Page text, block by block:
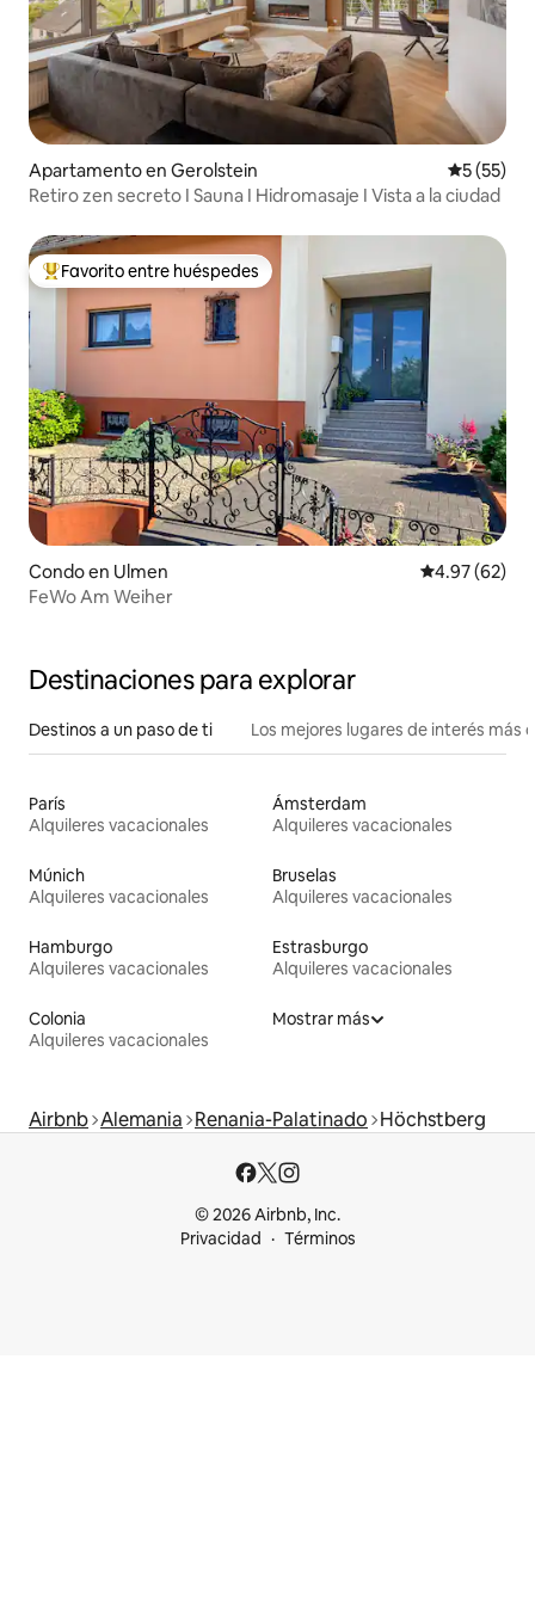
Apartamento en Gerolstein
5 (55)
Retiro zen secreto I Sauna I Hidromasaje I Vista a la ciudad
Favorito entre huéspedes preferido
Favorito entre huéspedes
Condo en Ulmen Calificación
4.97 (62)
FeWo Am Weiher
Destinaciones para explorar
Destinos a un paso de ti Los mejores lugares de interés más
París
Alquileres vacacionales
Ámsterdam
Alquileres vacacionales
Múnich
Alquileres vacacionales
Bruselas
Alquileres vacacionales
Hamburgo
Alquileres vacacionales
Estrasburgo
Alquileres vacacionales
Colonia
Alquileres vacacionales
Mostrar más
Airbnb Alemania Renania-Palatinado Höchstberg
© 2026 Airbnb, Inc.
Privacidad
Términos